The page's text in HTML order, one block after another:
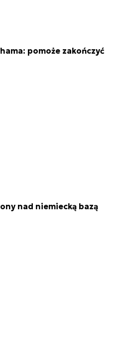
pomoże zakończyć
nad niemiecką bazą